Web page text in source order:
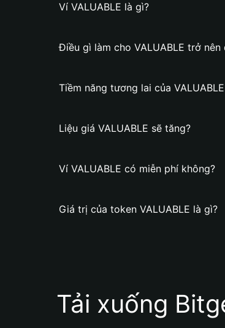
Ví VALUABLE là gì?
Điều gì làm cho VALUABLE trở nên
Tiềm năng tương lai của
Liệu giá VALUABLE sẽ tăng?
Ví VALUABLE có miễn phí không?
Giá trị của token VALUABLE là gì?
Tải xuống